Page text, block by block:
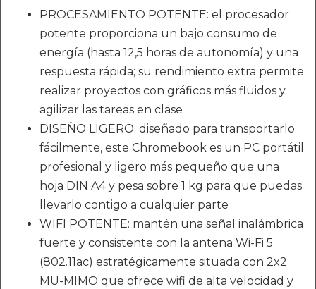
PROCESAMIENTO POTENTE: el procesador
potente proporciona un bajo consumo de
energía (hasta 12,5 horas de autonomía) y una
respuesta rápida; su rendimiento extra permite
realizar proyectos con gráficos más fluidos y
agilizar las tareas en clase
DISEÑO LIGERO: diseñado para transportarlo
fácilmente, este Chromebook es un PC portátil
profesional y ligero más pequeño que una
hoja DIN A4 y pesa sobre 1 kg para que puedas
llevarlo contigo a cualquier parte
WIFI POTENTE: mantén una señal inalámbrica
fuerte y consistente con la antena Wi-Fi 5
(802.11ac) estratégicamente situada con 2x2
MU-MIMO que ofrece wifi de alta velocidad y